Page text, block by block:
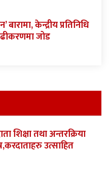
केन्द्रीय प्रतिनिधि
जोड
शिक्षा तथा अन्तरक्रिया
उत्साहित